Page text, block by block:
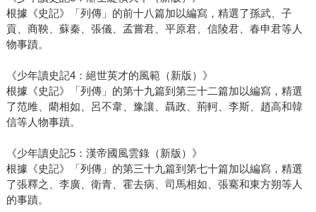
根據《史記》「列傳」的前十八篇加以編寫，精選了孫武、子
貢、商鞅、蘇秦、張儀、孟嘗君、平原君、信陵君、春申君等人
物事蹟。
《少年讀史記4：絕世英才的風範（新版）》
根據《史記》「列傳」的第十九篇到第三十二篇加以編寫，精選
了范雎、藺相如、呂不韋、豫讓、聶政、荊軻、李斯、趙高和韓
信等人物事蹟。
《少年讀史記5：漢帝國風雲錄（新版）》
根據《史記》「列傳」的第三十九篇到第七十篇加以編寫，精選
了張釋之、李廣、衛青、霍去病、司馬相如、張騫和東方朔等人
的事蹟。